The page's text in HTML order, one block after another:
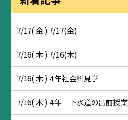
7/17( 金 ) 7/17(金)
7/16( 木 ) 7/16(木)
7/16( 木 ) ４年社会科見学
7/16( 木 ) ４年 下水道の出前授業